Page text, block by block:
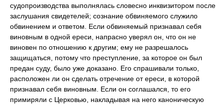
судопроизводства выполнялась словесно инквизитором после
заслушания свидетелей; сознание обвиняемого служило
обвинением и ответом. Если обвиняемый признавал себя
виновным в одной ереси, напрасно уверял он, что он не
виновен по отношению к другим; ему не разрешалось
защищаться, потому что преступление, за которое он был
предан суду, было уже доказано. Его спрашивали только,
расположен ли он сделать отречение от ереси, в которой
признавал себя виновным. Если он соглашался, то его
примиряли с Церковью, накладывая на него каноническую